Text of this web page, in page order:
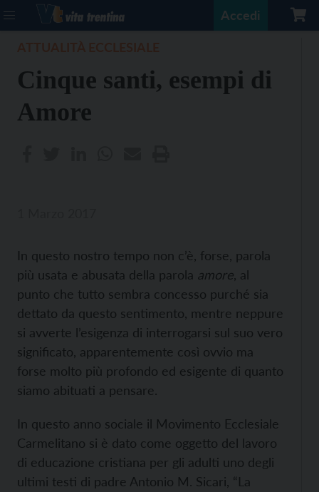
Accedi
Cinque santi, esempi di
Amore
In questo nostro tempo non c’è, forse, parola
più usata e abusata della parola amore , al
punto che tutto sembra concesso purché sia
dettato da questo sentimento, mentre neppure
si avverte l’esigenza di interrogarsi sul suo vero
significato, apparentemente così ovvio ma
forse molto più profondo ed esigente di quanto
siamo abituati a pensare.
In questo anno sociale il Movimento Ecclesiale
Carmelitano si è dato come oggetto del lavoro
di educazione cristiana per gli adulti uno degli
ultimi testi di padre Antonio M. Sicari, “La